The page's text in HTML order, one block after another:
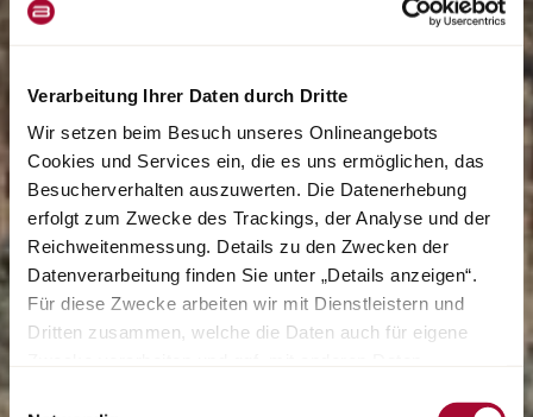
Verarbeitung Ihrer Daten durch Dritte
Wir setzen beim Besuch unseres Onlineangebots
Cookies und Services ein, die es uns ermöglichen, das
Besucherverhalten auszuwerten. Die Datenerhebung
erfolgt zum Zwecke des Trackings, der Analyse und der
Reichweitenmessung. Details zu den Zwecken der
Datenverarbeitung finden Sie unter „Details anzeigen“.
Für diese Zwecke arbeiten wir mit Dienstleistern und
Dritten zusammen, welche die Daten auch für eigene
Einwilligungsauswahl